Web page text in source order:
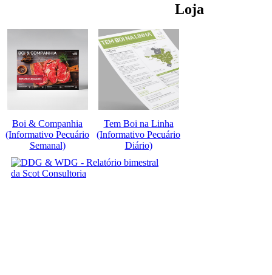
Loja
Boi & Companhia
(Informativo Pecuário
Semanal)
Tem Boi na Linha
(Informativo Pecuário
Diário)